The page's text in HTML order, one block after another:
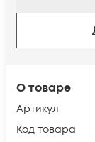
О товаре
Артикул
Код товара